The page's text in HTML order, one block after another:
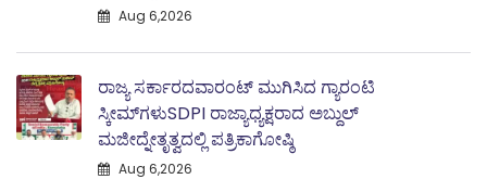
Aug 6,2026
ರಾಜ್ಯ ಸರ್ಕಾರದವಾರಂಟ್ ಮುಗಿಸಿದ ಗ್ಯಾರಂಟಿ
ಸ್ಕೀಮ್‌ಗಳುSDPI ರಾಜ್ಯಾಧ್ಯಕ್ಷರಾದ ಅಬ್ದುಲ್
ಮಜೀದ್ನೇತೃತ್ವದಲ್ಲಿ ಪತ್ರಿಕಾಗೋಷ್ಠಿ
Aug 6,2026